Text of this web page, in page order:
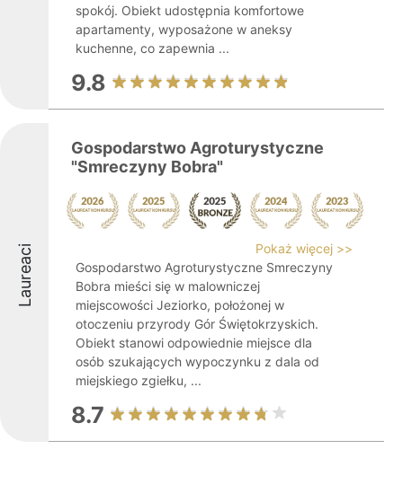
spokój. Obiekt udostępnia komfortowe
apartamenty, wyposażone w aneksy
kuchenne, co zapewnia ...
9.8
Laureaci
Gospodarstwo Agroturystyczne
"Smreczyny Bobra"
Pokaż więcej >>
Gospodarstwo Agroturystyczne Smreczyny
Bobra mieści się w malowniczej
miejscowości Jeziorko, położonej w
otoczeniu przyrody Gór Świętokrzyskich.
Obiekt stanowi odpowiednie miejsce dla
osób szukających wypoczynku z dala od
miejskiego zgiełku, ...
8.7